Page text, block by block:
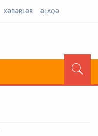
XƏBƏRLƏR ƏLAQƏ